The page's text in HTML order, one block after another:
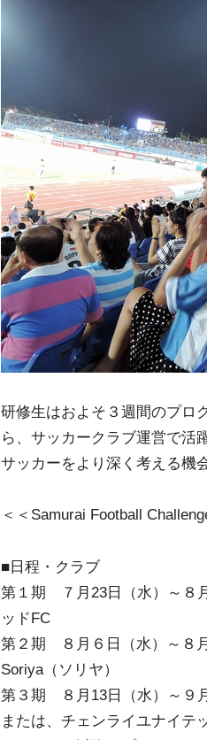
研修生はおよそ３週間のプロ
ら、サッカークラブ運営で活
サッカーをより深く考える機
＜＜Samurai Football
■日程・クラブ
第１期 ７月23日（水）～８
ッドFC
第２期 ８月６日（水）～８
Soriya（ソリヤ）
第３期 ８月13日（水）～９
または、チェンライユナイテ
ふくらはぎの張
ジュニアレッグ